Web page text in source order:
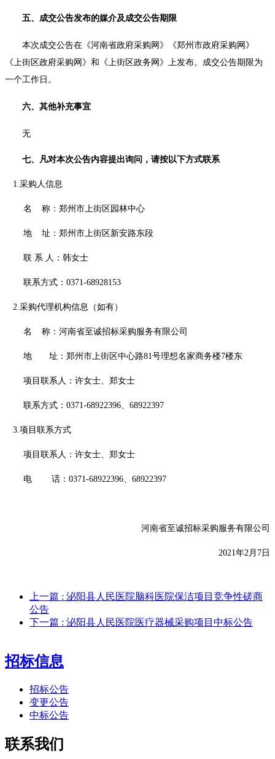
五、成交公告发布的媒介及成交公告期限
本次成交公告在《河南省政府采购网》《郑州市政府采购网》
《上街区政府采购网》和《上街区政务网》上发布。成交公告期限为
一个工作日。
六、其他补充事宜
无
七、凡对本次公告内容提出询问，请按以下方式联系
1.采购人信息
名 称：郑州市上街区园林中心
地 址：郑州市上街区新安路东段
联 系 人：韩女士
联系方式： 0371-68928153
2.采购代理机构信息 （如有）
名 称：河南省至诚招标采购服务有限公司
地 址：郑州市上街区中心路81号理想名家商务楼7楼东
项目联系人：许女士、郑女士
联系方式： 0371-68922396、68922397
3.项目联系方式
项目联系人：许女士、郑女士
电 话： 0371-68922396、68922397
河南省至诚招标采购服务有限公司
2021年2月7日
上一篇 : 泌阳县人民医院脑科医院保洁项目竞争性磋商
公告
下一篇 : 泌阳县人民医院医疗器械采购项目中标公告
招标信息
招标公告
变更公告
中标公告
联系我们